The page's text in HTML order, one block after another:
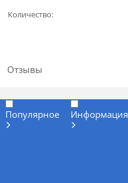
Количество:
Отзывы
Популярное Информация